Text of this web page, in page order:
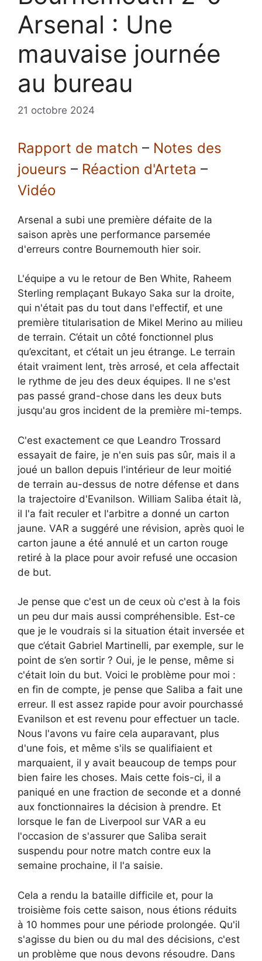
Arsenal : Une
mauvaise journée
au bureau
21 octobre 2024
Rapport de match – Notes des
joueurs – Réaction d'Arteta –
Vidéo
Arsenal a subi une première défaite de la
saison après une performance parsemée
d'erreurs contre Bournemouth hier soir.
L'équipe a vu le retour de Ben White, Raheem
Sterling remplaçant Bukayo Saka sur la droite,
qui n'était pas du tout dans l'effectif, et une
première titularisation de Mikel Merino au milieu
de terrain. C’était un côté fonctionnel plus
qu’excitant, et c’était un jeu étrange. Le terrain
était vraiment lent, très arrosé, et cela affectait
le rythme de jeu des deux équipes. Il ne s'est
pas passé grand-chose dans les deux buts
jusqu'au gros incident de la première mi-temps.
C'est exactement ce que Leandro Trossard
essayait de faire, je n'en suis pas sûr, mais il a
joué un ballon depuis l'intérieur de leur moitié
de terrain au-dessus de notre défense et dans
la trajectoire d'Evanilson. William Saliba était là,
il l'a fait reculer et l'arbitre a donné un carton
jaune. VAR a suggéré une révision, après quoi le
carton jaune a été annulé et un carton rouge
retiré à la place pour avoir refusé une occasion
de but.
Je pense que c'est un de ceux où c'est à la fois
un peu dur mais aussi compréhensible. Est-ce
que je le voudrais si la situation était inversée et
que c’était Gabriel Martinelli, par exemple, sur le
point de s’en sortir ? Oui, je le pense, même si
c'était loin du but. Voici le problème pour moi :
en fin de compte, je pense que Saliba a fait une
erreur. Il est assez rapide pour avoir pourchassé
Evanilson et est revenu pour effectuer un tacle.
Nous l'avons vu faire cela auparavant, plus
d'une fois, et même s'ils se qualifiaient et
marquaient, il y avait beaucoup de temps pour
bien faire les choses. Mais cette fois-ci, il a
paniqué en une fraction de seconde et a donné
aux fonctionnaires la décision à prendre. Et
lorsque le fan de Liverpool sur VAR a eu
l'occasion de s'assurer que Saliba serait
suspendu pour notre match contre eux la
semaine prochaine, il l'a saisie.
Cela a rendu la bataille difficile et, pour la
troisième fois cette saison, nous étions réduits
à 10 hommes pour une période prolongée. Qu'il
s'agisse du bien ou du mal des décisions, c'est
un problème que nous devons résoudre. Dans